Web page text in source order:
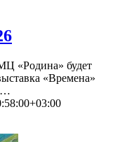
«Родина» будет
«Времена»